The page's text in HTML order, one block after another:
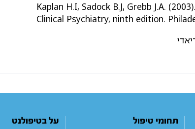
Kaplan H.I, Sadock B.J, Grebb J.A.
Clinical Psychiatry, ninth edition.
תחומי טיפול על בטיפולנט